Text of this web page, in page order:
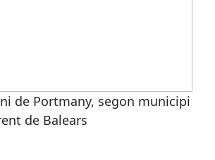
de Portmany, segon municipi
de Balears